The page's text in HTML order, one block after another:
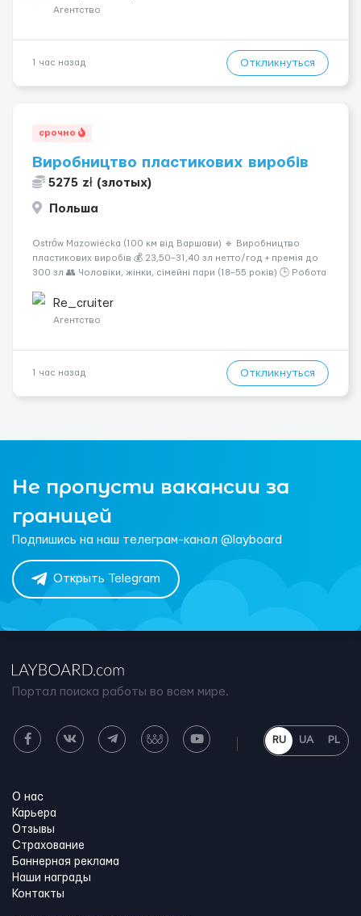
типами кранов (моб...
Агентство
1 час назад Откликнуться
срочно
Виробництво пластикових виробів
5275 zł (злотых)
Польша
Ostrów Mazowiecka (100 км від Варшави) 🔹 Виробництво
пластикових виробів 💰 23,50–31,40 зл нетто/год + премія до
300 зл 👥 Чоловіки, жінки, сімейні пари (18–55 років) 🕒 Робота
житло — 400 зл. 📦 Обов...
Re_cruiter
Агентство
1 час назад Откликнуться
Не пропусти вакансии за
границей
Подпишись на наш телеграм-канал @layboard
Открыть Telegram
Портал поиска работы во всем мире.
RU UA PL
О нас
Карьера
Отзывы
Страхование
Баннерная реклама
Наши награды
Контакты